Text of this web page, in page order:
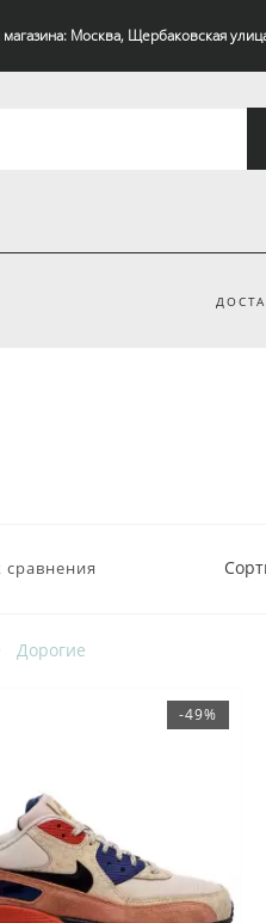
Москва, Щербаковская
сравнения
Дорогие
-49%